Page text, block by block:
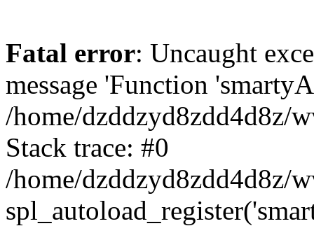
Fatal error: Uncaught
message 'Function
/home/dzddzyd8zdd4d8z/
Stack trace: #0
/home/dzddzyd8zdd4d8z/